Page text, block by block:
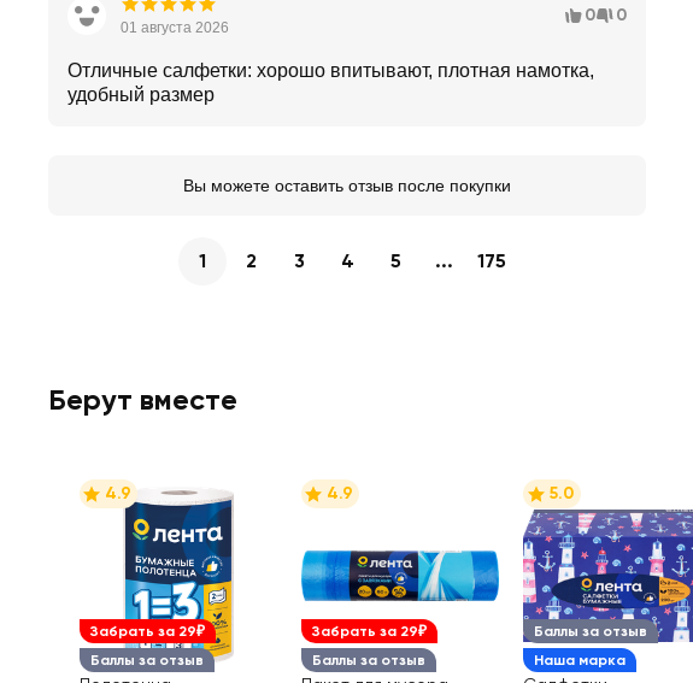
01 августа 2026
0 0
Отличные салфетки: хорошо впитывают, плотная намотка,
удобный размер
Вы можете оставить отзыв после покупки
1 2 3 4 5 ... 175
Берут вместе
Забрать за 29₽
Баллы за отзыв
4.9
Забрать за 29₽
Баллы за отзыв
4.9
Баллы за отзыв
Наша марка
5.0